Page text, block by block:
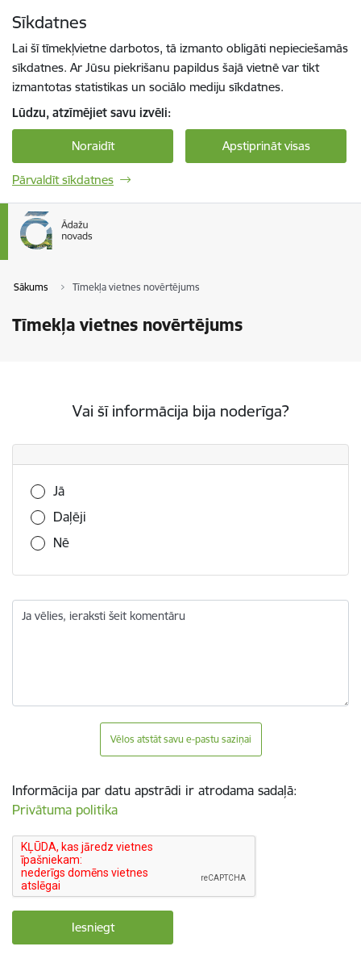
Sīkdatnes
Lai šī tīmekļvietne darbotos, tā izmanto obligāti nepieciešamās
sīkdatnes. Ar Jūsu piekrišanu papildus šajā vietnē var tikt
izmantotas statistikas un sociālo mediju sīkdatnes.
Lūdzu, atzīmējiet savu izvēli:
Noraidīt Apstiprināt visas
Pārvaldīt sīkdatnes
Sākums Tīmekļa vietnes novērtējums
Tīmekļa vietnes novērtējums
Vai šī informācija bija noderīga?
Vai šī informācija bija noderīga?
Jā
Daļēji
Nē
Ja vēlies, ieraksti šeit komentāru
Vēlos atstāt savu e-pastu saziņai
Informācija par datu apstrādi ir atrodama sadaļā:
Privātuma politika